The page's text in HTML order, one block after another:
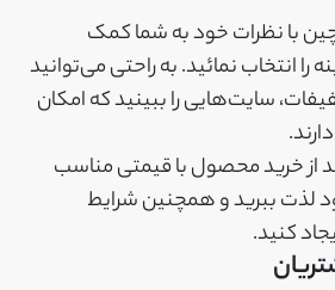
با نظرات خود به شما کمک
را انتخاب نمائید. به راحتی می‌توانید
سایت‌هایی را ببینید که امکان
از خرید محصول با قیمتی مناسب
لذت ببرید و همچنین شرایط
کنید.